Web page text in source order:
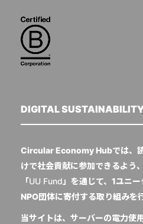
DIGITAL
Circular Economy Hubでは、
けで社会貢献に参加できるよう
「UU Fund 」を通じて、1ユニ
NPO団体に寄付する取り組みを
当サイトは、サーバーの電力使